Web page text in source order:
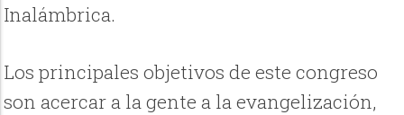
Inalámbrica.
Los principales objetivos de este congreso
son acercar a la gente a la evangelización,